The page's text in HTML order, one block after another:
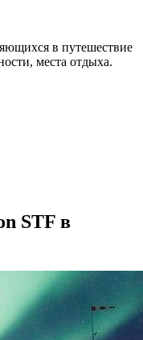
в путешествие
места отдыха.
STF в